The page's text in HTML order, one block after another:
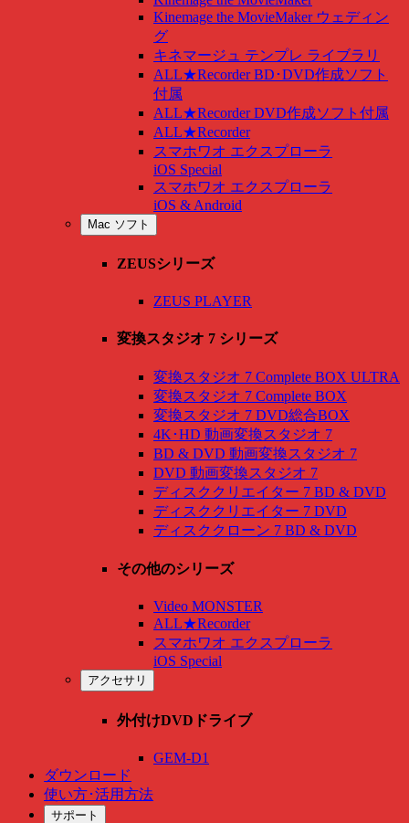
Kinemage the MovieMaker ウェディン
グ
キネマージュ テンプレ ライブラリ
ALL★Recorder BD･DVD作成ソフト
付属
ALL★Recorder DVD作成ソフト付属
ALL★Recorder
スマホワオ エクスプローラ
iOS Special
スマホワオ エクスプローラ
iOS & Android
Mac ソフト
ZEUSシリーズ
ZEUS PLAYER
変換スタジオ 7 シリーズ
変換スタジオ 7 Complete BOX ULTRA
変換スタジオ 7 Complete BOX
変換スタジオ 7 DVD総合BOX
4K･HD 動画変換スタジオ 7
BD & DVD 動画変換スタジオ 7
DVD 動画変換スタジオ 7
ディスククリエイター 7 BD & DVD
ディスククリエイター 7 DVD
ディスククローン 7 BD & DVD
その他のシリーズ
Video MONSTER
ALL★Recorder
スマホワオ エクスプローラ
iOS Special
アクセサリ
外付けDVDドライブ
GEM-D1
ダウンロード
使い方･活用方法
サポート